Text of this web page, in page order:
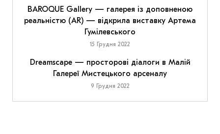
BAROQUE Gallery — галерея із доповненою
реальністю (AR) — відкрила виставку Артема
Гумілевського
15 Грудня 2022
Dreamscape — просторові діалоги в Малій
Галереї Мистецького арсеналу
9 Грудня 2022